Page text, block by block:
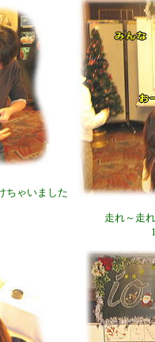
走れ～走
ちゃいました